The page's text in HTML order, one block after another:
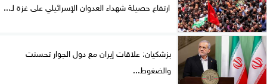
ارتفاع حصيلة شهداء العدوان الإسرائيلي على غزة لـ...
بزشكيان: علاقات إيران مع دول الجوار تحسنت
والضغوط...